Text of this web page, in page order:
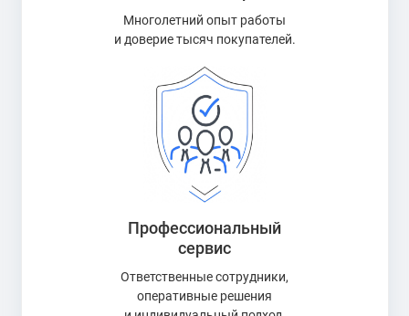
Многолетний опыт работы
и доверие тысяч покупателей.
Профессиональный
сервис
Ответственные сотрудники,
оперативные решения